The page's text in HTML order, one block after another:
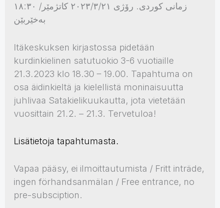
زمانی کوردی. رۆژی ٢٠٢٣/٣/٢١ کاتژمێر/ ١٨:٣٠
بەخێربێن
Itäkeskuksen kirjastossa pidetään
kurdinkielinen satutuokio 3-6 vuotiaille
21.3.2023 klo 18.30 – 19.00. Tapahtuma on
osa äidinkieltä ja kielellistä moninaisuutta
juhlivaa Satakielikuukautta, jota vietetään
vuosittain 21.2. – 21.3. Tervetuloa!
Lisätietoja tapahtumasta.
Vapaa pääsy, ei ilmoittautumista / Fritt inträde,
ingen förhandsanmälan / Free entrance, no
pre-subsciption.